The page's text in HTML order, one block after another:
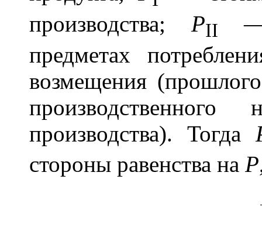
производства; PII
—
предметах
возмещения
производства). Тогда
стороны равенства на Р